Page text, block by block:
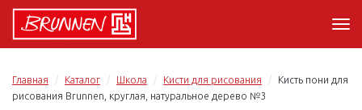
Главная Каталог Школа Кисти для рисования
Кисть пони для
рисования Brunnen, круглая, натуральное дерево №3